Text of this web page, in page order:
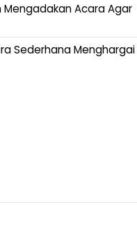
Acara Agar
Sederhana Menghargai